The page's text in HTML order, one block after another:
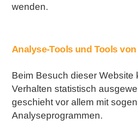
wenden.
Analyse-Tools und Tools
Beim Besuch dieser Website
Verhalten statistisch
geschieht vor allem mit
Analyseprogrammen.